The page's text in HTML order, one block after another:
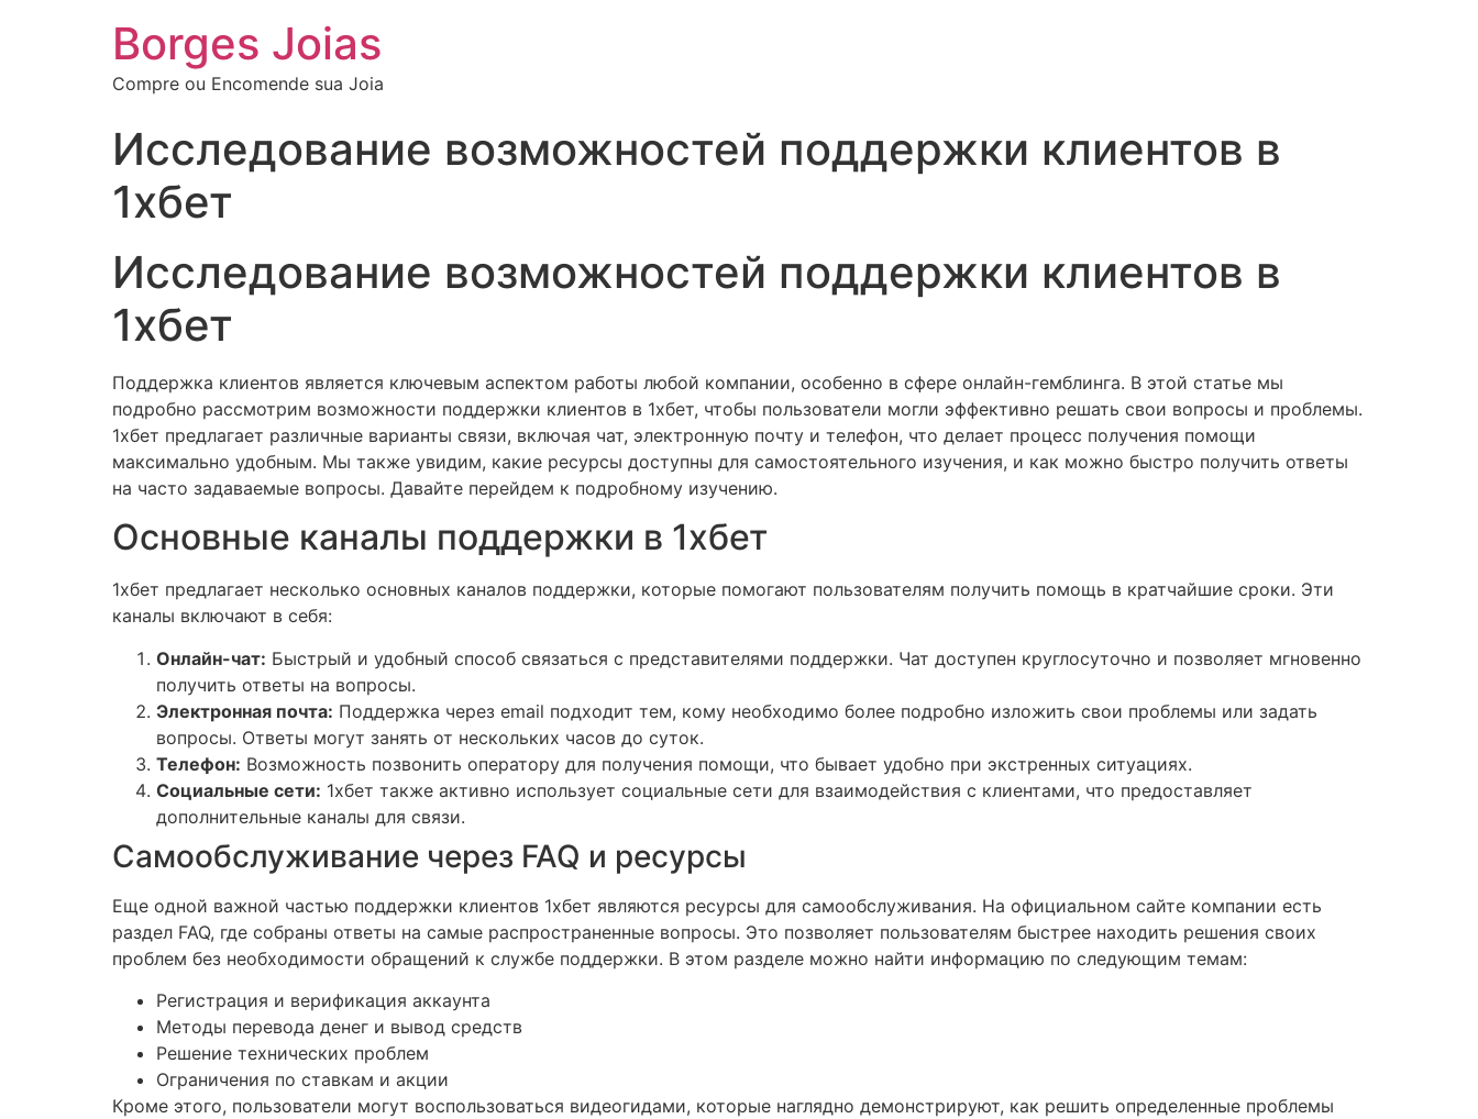
Borges Joias
Compre ou Encomende sua Joia
Исследование возможностей поддержки клиентов в
1хбет
Исследование возможностей поддержки клиентов в
1хбет
Поддержка клиентов является ключевым аспектом работы любой компании, особенно в сфере онлайн-гемблинга. В этой статье мы
подробно рассмотрим возможности поддержки клиентов в 1хбет, чтобы пользователи могли эффективно решать свои вопросы и проблемы.
1хбет предлагает различные варианты связи, включая чат, электронную почту и телефон, что делает процесс получения помощи
максимально удобным. Мы также увидим, какие ресурсы доступны для самостоятельного изучения, и как можно быстро получить ответы
на часто задаваемые вопросы. Давайте перейдем к подробному изучению.
Основные каналы поддержки в 1хбет
1хбет предлагает несколько основных каналов поддержки, которые помогают пользователям получить помощь в кратчайшие сроки. Эти
каналы включают в себя:
Онлайн-чат: Быстрый и удобный способ связаться с представителями поддержки. Чат доступен круглосуточно и позволяет мгновенно
получить ответы на вопросы.
Электронная почта: Поддержка через email подходит тем, кому необходимо более подробно изложить свои проблемы или задать
вопросы. Ответы могут занять от нескольких часов до суток.
Телефон: Возможность позвонить оператору для получения помощи, что бывает удобно при экстренных ситуациях.
Социальные сети: 1хбет также активно использует социальные сети для взаимодействия с клиентами, что предоставляет
дополнительные каналы для связи.
Самообслуживание через FAQ и ресурсы
Еще одной важной частью поддержки клиентов 1хбет являются ресурсы для самообслуживания. На официальном сайте компании есть
раздел FAQ, где собраны ответы на самые распространенные вопросы. Это позволяет пользователям быстрее находить решения своих
проблем без необходимости обращений к службе поддержки. В этом разделе можно найти информацию по следующим темам:
Регистрация и верификация аккаунта
Методы перевода денег и вывод средств
Решение технических проблем
Ограничения по ставкам и акции
Кроме этого, пользователи могут воспользоваться видеогидами, которые наглядно демонстрируют, как решить определенные проблемы